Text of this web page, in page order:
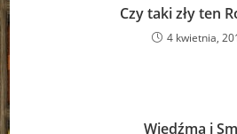
Czy taki zły ten
4 kwietnia,
Wiedźma i